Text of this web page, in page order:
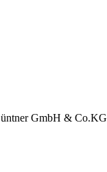
GmbH & Co.KG